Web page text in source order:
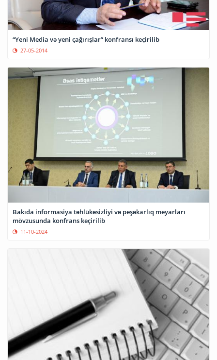
“Yeni Media və yeni çağırışlar” konfransı keçirilib
27-05-2014
Bakıda informasiya təhlükəsizliyi və peşəkarlıq meyarları
mövzusunda konfrans keçirilib
11-10-2024